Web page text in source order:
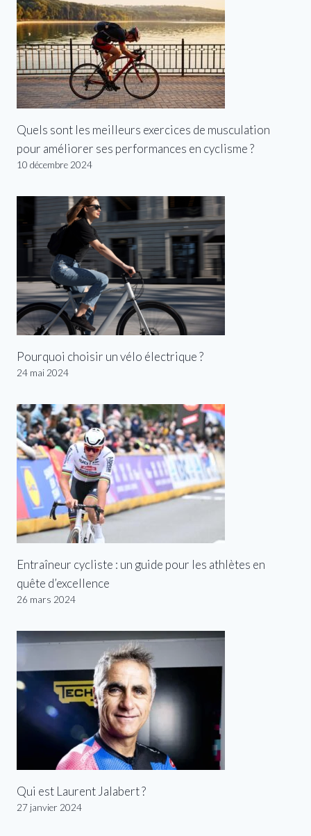
Quels sont les meilleurs exercices de musculation
pour améliorer ses performances en cyclisme ?
10 décembre 2024
Pourquoi choisir un vélo électrique ?
24 mai 2024
Entraîneur cycliste : un guide pour les athlètes en
quête d’excellence
26 mars 2024
Qui est Laurent Jalabert ?
27 janvier 2024